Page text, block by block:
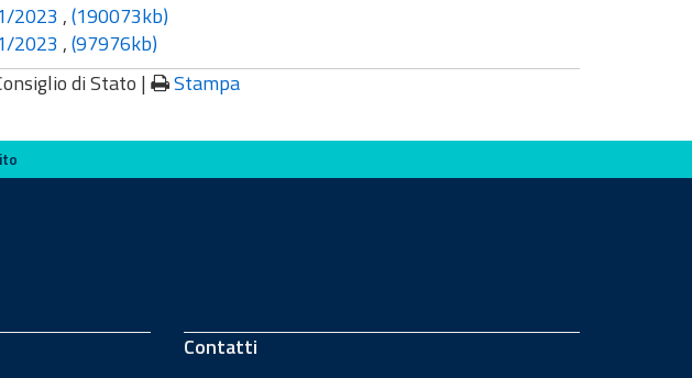
2023 ,(190073kb)
2023 ,(97976kb)
di Stato | Stampa
Contatti